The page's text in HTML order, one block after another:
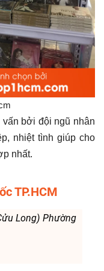
bởi đội ngũ nhân
nhiệt tình giúp cho
nhất.
TP.HCM
Long) Phường